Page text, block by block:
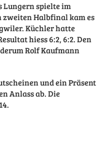
Lungern spielte im
zweiten Halbfinal kam es
Küchler hatte
hiess 6:2, 6:2. Den
Rolf Kaufmann
und ein Präsent
Anlass ab. Die